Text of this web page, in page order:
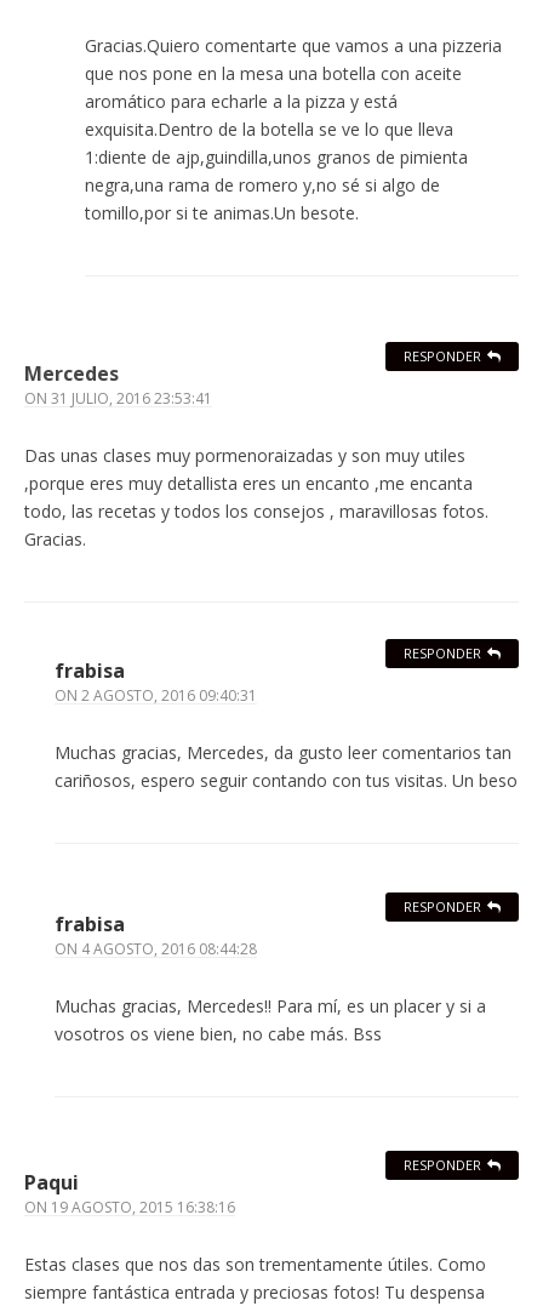
Gracias.Quiero comentarte que vamos a una pizzeria
que nos pone en la mesa una botella con aceite
aromático para echarle a la pizza y está
exquisita.Dentro de la botella se ve lo que lleva
1:diente de ajp,guindilla,unos granos de pimienta
negra,una rama de romero y,no sé si algo de
tomillo,por si te animas.Un besote.
Mercedes
ON 31 JULIO, 2016 23:53:41
Das unas clases muy pormenoraizadas y son muy utiles
,porque eres muy detallista eres un encanto ,me encanta
todo, las recetas y todos los consejos , maravillosas fotos.
Gracias.
RESPONDER
frabisa
ON 2 AGOSTO, 2016 09:40:31
Muchas gracias, Mercedes, da gusto leer comentarios tan
cariñosos, espero seguir contando con tus visitas. Un beso
RESPONDER
frabisa
ON 4 AGOSTO, 2016 08:44:28
Muchas gracias, Mercedes!! Para mí, es un placer y si a
vosotros os viene bien, no cabe más. Bss
RESPONDER
Paqui
ON 19 AGOSTO, 2015 16:38:16
Estas clases que nos das son trementamente útiles. Como
siempre fantástica entrada y preciosas fotos! Tu despensa
RESPONDER